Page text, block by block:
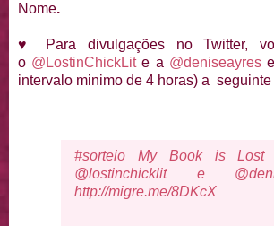
Nome.
♥
Para divulgações no Twitter,
o @LostinChickLite a @deniseayrese
intervalo minimo de 4 horas) a seguinte
#sorteio My Book is Lost
@lostinchicklit e @
http://migre.me/8DKcX